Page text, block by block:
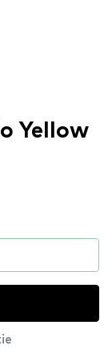
Yellow